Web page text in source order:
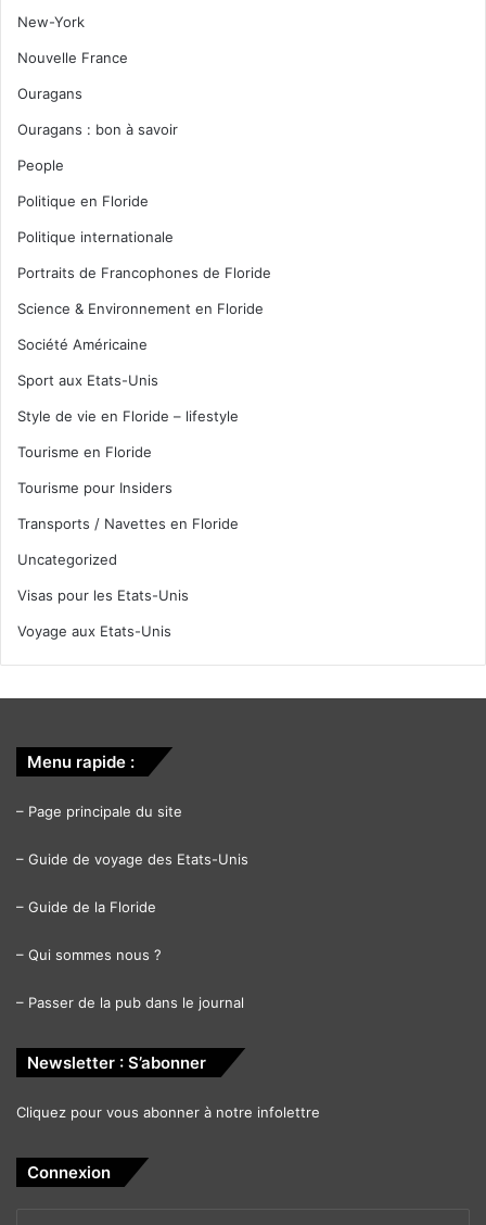
New-York
Nouvelle France
Ouragans
Ouragans : bon à savoir
People
Politique en Floride
Politique internationale
Portraits de Francophones de Floride
Science & Environnement en Floride
Société Américaine
Sport aux Etats-Unis
Style de vie en Floride – lifestyle
Tourisme en Floride
Tourisme pour Insiders
Transports / Navettes en Floride
Uncategorized
Visas pour les Etats-Unis
Voyage aux Etats-Unis
Menu rapide :
– Page principale du site
– Guide de voyage des Etats-Unis
– Guide de la Floride
– Qui sommes nous ?
– Passer de la pub dans le journal
Newsletter : S’abonner
Cliquez pour vous abonner à notre infolettre
Connexion